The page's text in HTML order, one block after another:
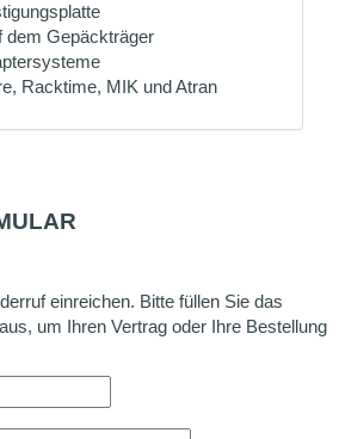
dem Gepäckträger
Racktime, MIK und Atran
einreichen. Bitte füllen Sie das
um Ihren Vertrag oder Ihre Bestellung